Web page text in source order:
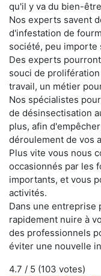
qu'il y va du bien-
Nos experts savent
d'infestation de
société, peu importe
Des experts
souci de
travail, un métier
Nos spécialistes
de désinsectisation
plus, afin
déroulement de vos
Plus vite vous nous
occasionnés par les
importants, et vous
activités.
Dans une
rapidement nuire à
des professionnels
éviter une nouvelle
4.7 / 5 (103 votes)